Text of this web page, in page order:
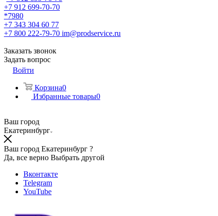
+7 912 699-70-70
*7980
+7 343 304 60 77
+7 800 222-79-70 im@prodservice.ru
Заказать звонок
Задать вопрос
Войти
Корзина0
Избранные товары0
Ваш город
Екатеринбург
Ваш город Екатеринбург ?
Да, все верно Выбрать другой
Вконтакте
Telegram
YouTube